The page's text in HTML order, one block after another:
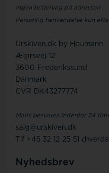
Ingen betjening på adressen
Personlig henvendelse kun
Urskiven.dk by Houmann
Ægirsvej 12
3600 Frederikssund
Danmark
CVR DK43277774
Mails besvares indenfor 24
salg@urskiven.dk
Tlf +45 32 12 25 51
Nyhedsbrev